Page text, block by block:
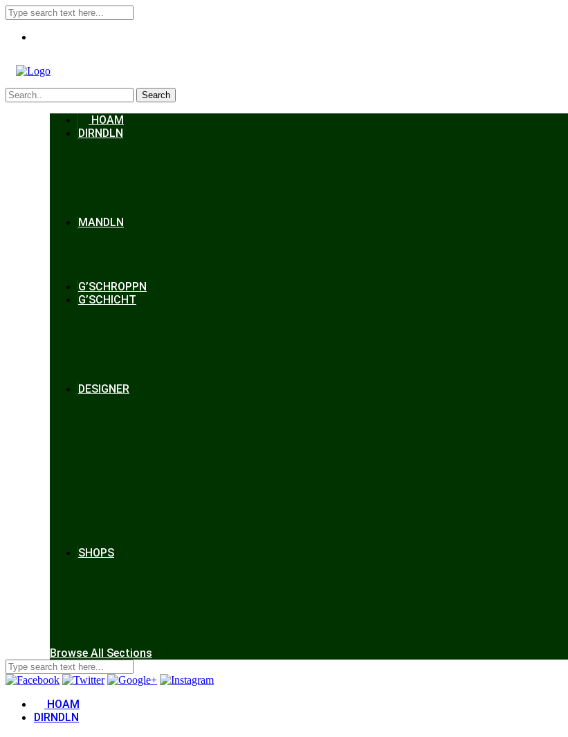
Search
HOAM
DIRNDLN
MANDLN
G’SCHROPPN
G’SCHICHT
DESIGNER
SHOPS
Browse All Sections
HOAM
DIRNDLN